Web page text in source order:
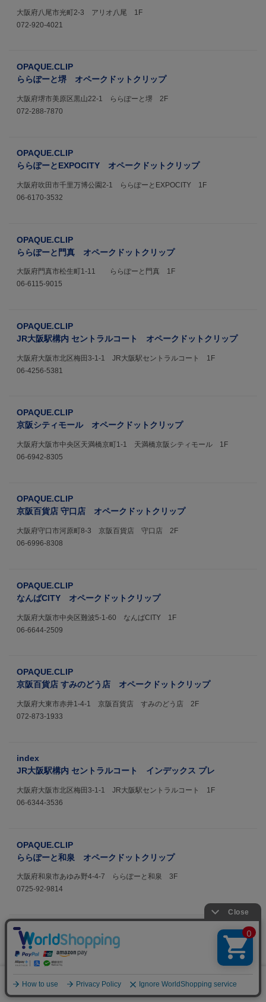
大阪府八尾市光町2-3 アリオ八尾 1F
072-920-4021
OPAQUE.CLIP
ららぽーと堺 オペークドットクリップ
大阪府堺市美原区黒山22-1 ららぽーと堺 2F
072-288-7870
OPAQUE.CLIP
ららぽーとEXPOCITY オペークドットクリップ
大阪府吹田市千里万博公園2-1 ららぽーとEXPOCITY 1F
06-6170-3532
OPAQUE.CLIP
ららぽーと門真 オペークドットクリップ
大阪府門真市松生町1-11 ららぽーと門真 1F
06-6115-9015
OPAQUE.CLIP
JR大阪駅構内 セントラルコート オペークドットクリップ
大阪府大阪市北区梅田3-1-1 JR大阪駅セントラルコート 1F
06-4256-5381
OPAQUE.CLIP
京阪シティモール オペークドットクリップ
大阪府大阪市中央区天満橋京町1-1 天満橋京阪シティモール 1F
06-6942-8305
OPAQUE.CLIP
京阪百貨店 守口店 オペークドットクリップ
大阪府守口市河原町8-3 京阪百貨店 守口店 2F
06-6996-8308
OPAQUE.CLIP
なんばCITY オペークドットクリップ
大阪府大阪市中央区難波5-1-60 なんばCITY 1F
06-6644-2509
OPAQUE.CLIP
京阪百貨店 すみのどう店 オペークドットクリップ
大阪府大東市赤井1-4-1 京阪百貨店 すみのどう店 2F
072-873-1933
index
JR大阪駅構内 セントラルコート インデックス プレ
大阪府大阪市北区梅田3-1-1 JR大阪駅セントラルコート 1F
06-6344-3536
OPAQUE.CLIP
ららぽーと和泉 オペークドットクリップ
大阪府和泉市あゆみ野4-4-7 ららぽーと和泉 3F
0725-92-9814
OPAQUE.CLIP
ＪＲ三ノ宮駅構内 オペークドットクリップ
兵庫県神戸市中央区布引町4-1-1 JR三ノ宮駅構内 1F